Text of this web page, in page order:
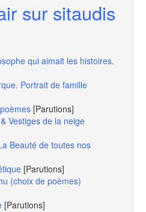
sur sitaudis
qui aimait les histoires.
Portrait de famille
[Parutions]
Vestiges de la neige
Beauté de toutes nos
[Parutions]
(choix de poèmes)
[Parutions]